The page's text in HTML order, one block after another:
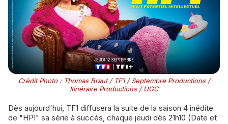
Crédit Photo : Thomas Braut / TF1 / Septembre Productions /
Itinéraire Productions / UGC
Dès aujourd'hui, TF1 diffusera la suite de la saison 4 inédite
de "HPI" sa série à succès, chaque jeudi dès 21h10 (Date et